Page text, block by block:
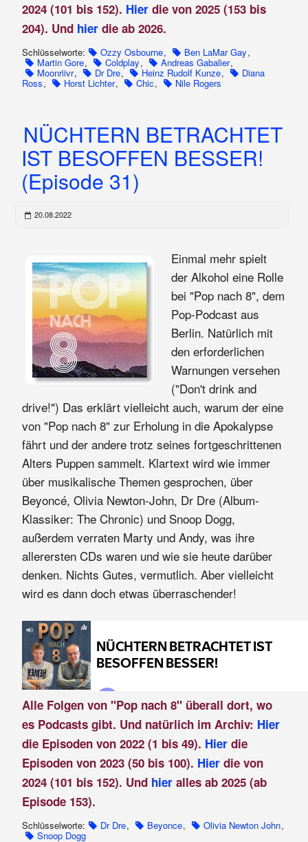
2024 (101 bis 152). Hier die von 2025 (153 bis
204). Und hier die ab 2026.
Schlüsselworte: Ozzy Osbourne, Ben LaMar Gay,
Martin Gore, Coldplay, Andreas Gabalier,
Moonriivr, Dr Dre, Heinz Rudolf Kunze, Diana
Ross, Horst Lichter, Chic, Nile Rogers
NÜCHTERN BETRACHTET
IST BESOFFEN BESSER!
(Episode 31)
20.08.2022
Einmal mehr spielt
der Alkohol eine Rolle
bei "Pop nach 8", dem
Pop-Podcast aus
Berlin. Natürlich mit
den erforderlichen
Warnungen versehen
("Don't drink and
drive!") Das erklärt vielleicht auch, warum der eine
von "Pop nach 8" zur Erholung in die Apokalypse
fährt und der andere trotz seines fortgeschrittenen
Alters Puppen sammelt. Klartext wird wie immer
über musikalische Themen gesprochen, über
Beyoncé, Olivia Newton-John, Dr Dre (Album-
Klassiker: The Chronic) und Snoop Dogg,
außerdem verraten Marty und Andy, was ihre
allerersten CDs waren und wie sie heute darüber
denken. Nichts Gutes, vermutlich. Aber vielleicht
wird es dann doch etwas überraschender!
Alle Folgen von "Pop nach 8" überall dort, wo
es Podcasts gibt. Und natürlich im Archiv: Hier
die Episoden von 2022 (1 bis 49). Hierdie
Episoden von 2023 (50 bis 100). Hier die von
2024 (101 bis 152). Und hier alles ab 2025 (ab
Episode 153).
Schlüsselworte: Dr Dre, Beyonce, Olivia Newton John,
Snoop Dogg